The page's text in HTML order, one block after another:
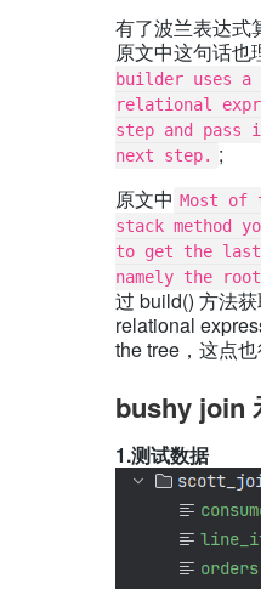
有了波兰表达式
原文中这句话也
builder uses
relational
step and
next step. ;
原文中 Most of
stack method
to get the
namely the
过 build() 方法
relational
the tree，这点也
bushy join
1.测试数据